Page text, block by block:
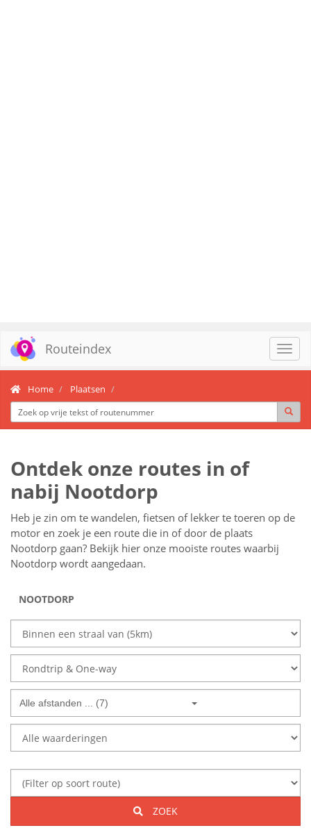
Routeindex
Home Plaatsen
Ontdek onze routes in of
nabij Nootdorp
Heb je zin om te wandelen, fietsen of lekker te toeren op de
motor en zoek je een route die in of door de plaats
Nootdorp gaan? Bekijk hier onze mooiste routes waarbij
Nootdorp wordt aangedaan.
Alle afstanden ... (7)
ZOEK